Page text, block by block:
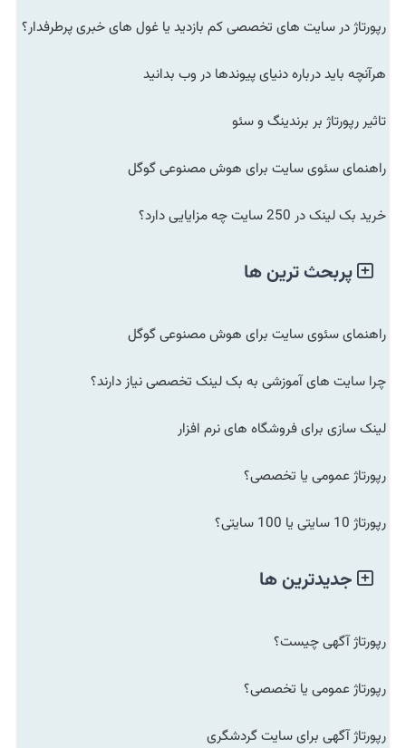
رپورتاژ در سایت های تخصصی کم بازدید یا غول های خبری پرطرفدار؟
هرآنچه باید درباره دنیای پیوندها در وب بدانید
تاثیر رپورتاژ بر برندینگ و سئو
راهنمای سئوی سایت برای هوش مصنوعی گوگل
خرید بک لینک در 250 سایت چه مزایایی دارد؟
پربحث ترین ها
راهنمای سئوی سایت برای هوش مصنوعی گوگل
چرا سایت های آموزشی به بک لینک تخصصی نیاز دارند؟
لینک سازی برای فروشگاه های نرم افزار
رپورتاژ عمومی یا تخصصی؟
رپورتاژ 10 سایتی یا 100 سایتی؟
جدیدترین ها
رپورتاژ آگهی چیست؟
رپورتاژ عمومی یا تخصصی؟
رپورتاژ آگهی برای سایت گردشگری